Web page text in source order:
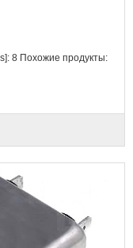
8 Похожие продукты: